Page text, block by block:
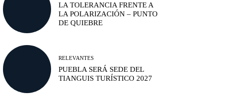
LA TOLERANCIA FRENTE A
LA POLARIZACIÓN – PUNTO
DE QUIEBRE
RELEVANTES
PUEBLA SERÁ SEDE DEL
TIANGUIS TURÍSTICO 2027